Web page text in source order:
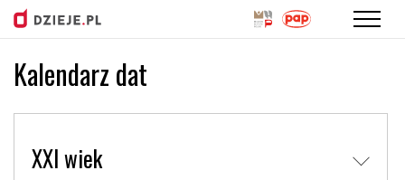
Kalendarz dat
XXI wiek